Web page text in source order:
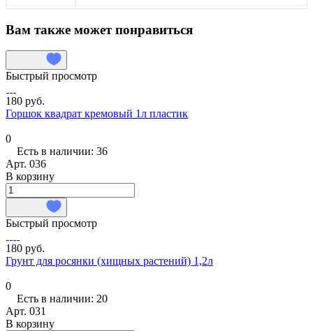
Вам также может понравиться
Быстрый просмотр
180 руб.
Горшок квадрат кремовый 1л пластик
0
Есть в наличии: 36
Арт. 036
В корзину
Быстрый просмотр
180 руб.
Грунт для росянки (хищных растений) 1,2л
0
Есть в наличии: 20
Арт. 031
В корзину